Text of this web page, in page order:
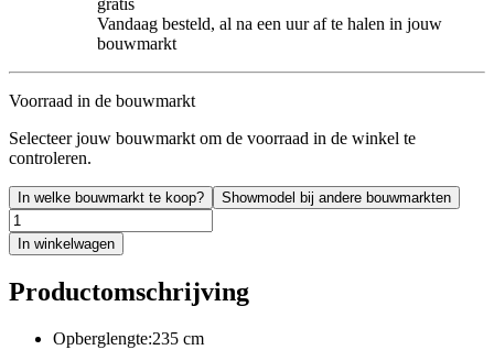
Vandaag besteld, al na een uur af te halen in jouw
bouwmarkt
Voorraad in de bouwmarkt
Selecteer jouw bouwmarkt om de voorraad in de winkel te
controleren.
In welke bouwmarkt te koop? Showmodel bij andere bouwmarkten
In winkelwagen
Productomschrijving
Opberglengte:235 cm